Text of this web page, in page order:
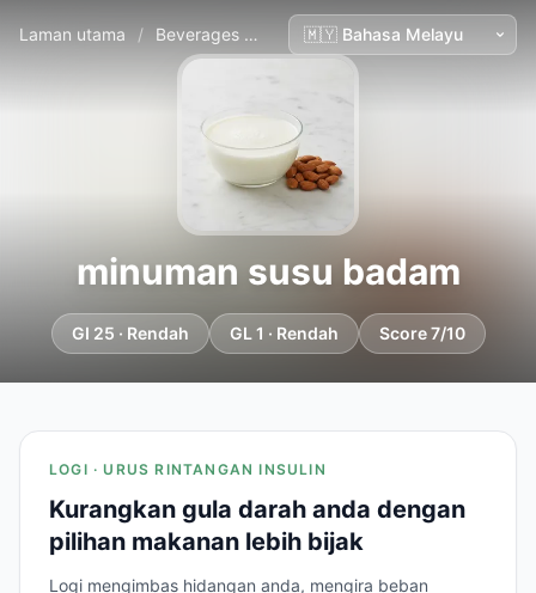
Laman utama / Beverages / minuman susu badam
minuman susu badam
GI 25 · Rendah GL 1 · Rendah Score 7/10
LOGI · URUS RINTANGAN INSULIN
Kurangkan gula darah anda dengan
pilihan makanan lebih bijak
Logi mengimbas hidangan anda, mengira beban